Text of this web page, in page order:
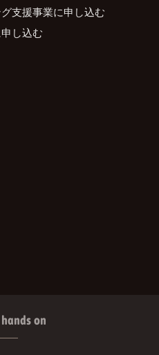
支援事業に申し込む
し込む
on